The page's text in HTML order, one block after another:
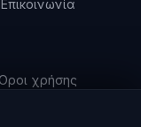
Επικοινωνία
χρήσης